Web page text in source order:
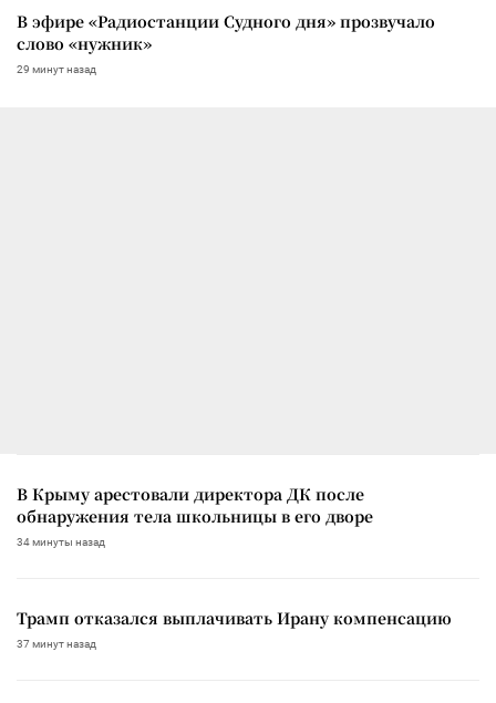
В эфире «Радиостанции Судного дня» прозвучало
слово «нужник»
29 минут назад
В Крыму арестовали директора ДК после
обнаружения тела школьницы в его дворе
34 минуты назад
Трамп отказался выплачивать Ирану компенсацию
37 минут назад